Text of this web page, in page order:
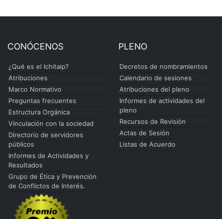
CONÓCENOS
¿Qué es el Ichitaip?
Atribuciones
Marco Normativo
Preguntas frecuentes
Estructura Orgánica
Vinculación con la sociedad
Directorio de servidores
públicos
Informes de Actividades y
Resultados
Grupo de Ética y Prevención
de Conflictos de Interés.
PLENO
Decretos de nombramientos
Calendario de sesiones
Atribuciones del pleno
Informes de actividades del
pleno
Recursos de Revisión
Actas de Sesión
Listas de Acuerdo